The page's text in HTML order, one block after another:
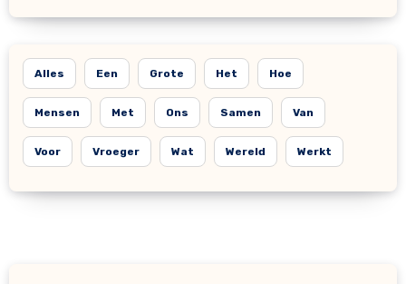
Alles Een Grote Het Hoe
Mensen Met Ons Samen Van
Voor Vroeger Wat Wereld Werkt